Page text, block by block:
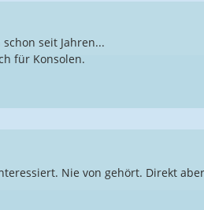
seit Jahren...
für Konsolen.
Nie von gehört. Direkt